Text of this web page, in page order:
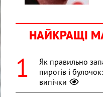
НАЙКРАЩІ
Як правильно
пирогів і
випічки